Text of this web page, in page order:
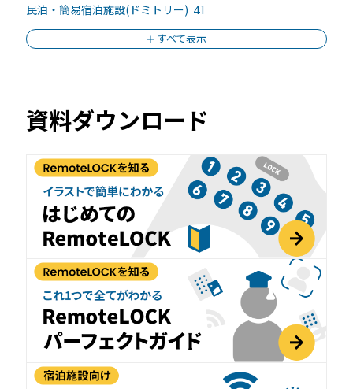
民泊・簡易宿泊施設(ドミトリー) 41
すべて表示
資料ダウンロード